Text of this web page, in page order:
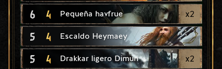
6 4 Pequeña havfrue x2
5 4 Escaldo Heymaey
5 4 Drakkar ligero Dimun x2